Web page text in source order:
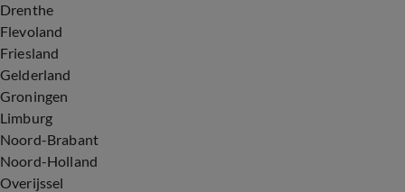
Drenthe
Flevoland
Friesland
Gelderland
Groningen
Limburg
Noord-Brabant
Noord-Holland
Overijssel